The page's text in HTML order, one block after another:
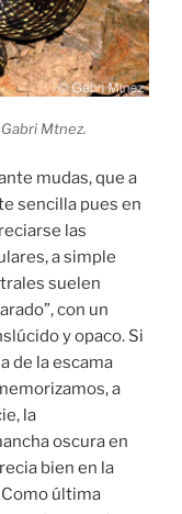
Mtnez.
mudas, que a
sencilla pues en
las
a simple
suelen
con un
y opaco. Si
de la escama
a
la
oscura en
bien en la
última